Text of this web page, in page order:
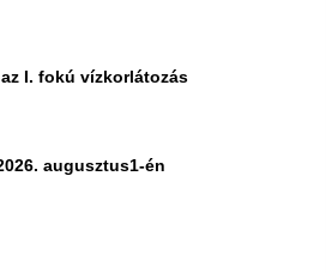
I. fokú vízkorlátozás
augusztus1-én